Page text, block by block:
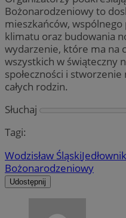
Bożonarodzeniowy to
mieszkańców,
klimatu oraz budowania
wydarzenie, które ma na
wszystkich w świąteczny
społeczności i
całych rodzin.
Słuchaj
Tagi:
Wodzisław ŚląskiJedłownik
Bożonarodzeniowy
Udostępnij